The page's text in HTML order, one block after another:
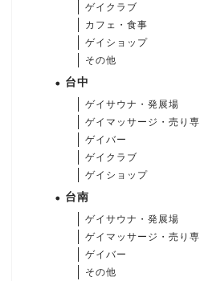
ゲイクラブ
カフェ・食事
ゲイショップ
その他
台中
ゲイサウナ・発展場
ゲイマッサージ・売り専
ゲイバー
ゲイクラブ
ゲイショップ
台南
ゲイサウナ・発展場
ゲイマッサージ・売り専
ゲイバー
その他